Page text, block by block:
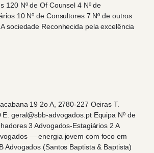
120 Nº de Of Counsel 4 Nº de
10 Nº de Consultores 7 Nº de outros
sociedade Reconhecida pela excelência
19 2o A, 2780-227 Oeiras T.
geral@sbb-advogados.pt Equipa Nº de
3 Advogados-Estagiários 2 A
— energia jovem com foco em
Advogados (Santos Baptista & Baptista)